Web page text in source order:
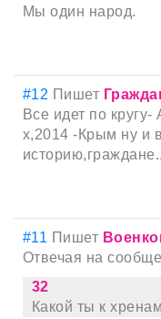
Мы один народ.
#12 Пишет
Все идет по
х,2014 -Крым ну и
#11 Пишет
Отвечая на
32
Какой ты к